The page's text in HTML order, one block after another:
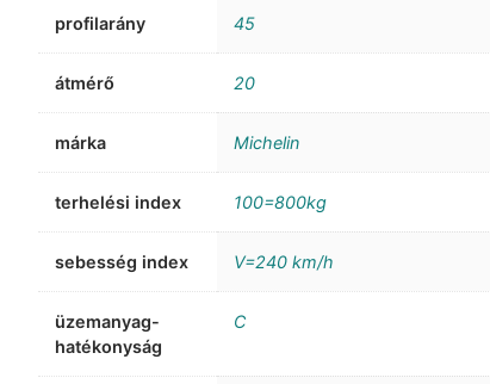
profilarány 45
átmérő 20
márka Michelin
terhelési index 100=800kg
sebesség index V=240 km/h
üzemanyag-
hatékonyság
C